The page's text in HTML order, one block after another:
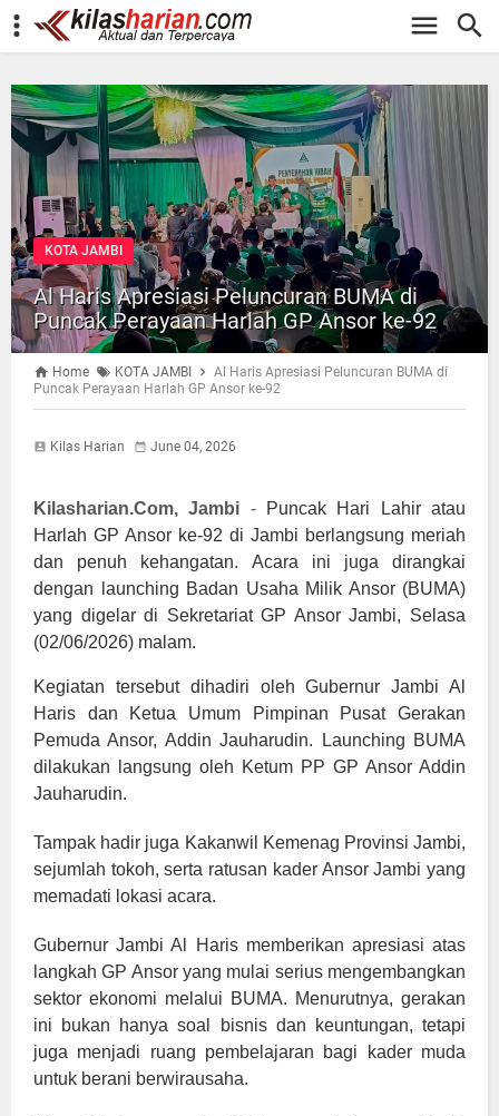
-->
KOTA JAMBI
Al Haris Apresiasi Peluncuran BUMA di
Puncak Perayaan Harlah GP Ansor ke-92
Home KOTA JAMBI
Al Haris Apresiasi Peluncuran BUMA di
Puncak Perayaan Harlah GP Ansor ke-92
Kilas Harian June 04, 2026
Kilasharian.Com, Jambi -
Puncak Hari Lahir atau
Harlah GP Ansor ke-92 di Jambi berlangsung meriah
dan penuh kehangatan. Acara ini juga dirangkai
dengan launching Badan Usaha Milik Ansor (BUMA)
yang digelar di Sekretariat GP Ansor Jambi, Selasa
(02/06/2026) malam.
Kegiatan tersebut dihadiri oleh Gubernur Jambi Al
Haris dan Ketua Umum Pimpinan Pusat Gerakan
Pemuda Ansor, Addin Jauharudin. Launching BUMA
dilakukan langsung oleh Ketum PP GP Ansor Addin
Jauharudin.
Tampak hadir juga Kakanwil Kemenag Provinsi Jambi,
sejumlah tokoh, serta ratusan kader Ansor Jambi yang
memadati lokasi acara.
Gubernur Jambi Al Haris memberikan apresiasi atas
langkah GP Ansor yang mulai serius mengembangkan
sektor ekonomi melalui BUMA. Menurutnya, gerakan
ini bukan hanya soal bisnis dan keuntungan, tetapi
juga menjadi ruang pembelajaran bagi kader muda
untuk berani berwirausaha.